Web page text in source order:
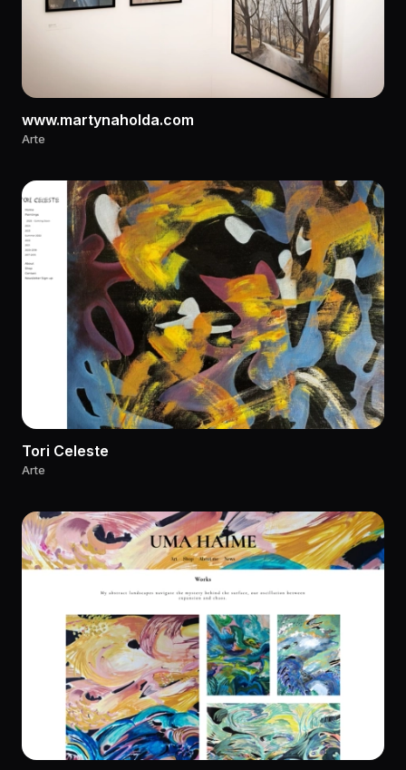
www.martynaholda.com
Arte
Tori Celeste
Arte